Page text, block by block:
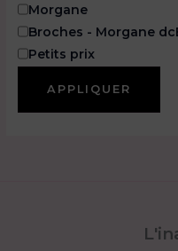
é
g
o
r
Morgane
Broches - Morgane
Petits prix
APPLIQUER